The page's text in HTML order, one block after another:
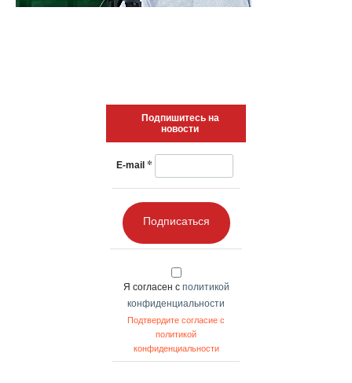
Подпишитесь на
новости
E-mail *
Подписаться
Я согласен с политикой
конфиденциальности
Подтвердите согласие с
политикой
конфиденциальности